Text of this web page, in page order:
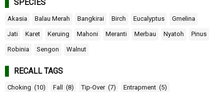
SPECIES
Akasia Balau Merah Bangkirai Birch Eucalyptus Gmelina
Jati Karet Keruing Mahoni Meranti Merbau Nyatoh Pinus
Robinia Sengon Walnut
RECALL TAGS
Choking (10) Fall (8) Tip-Over (7) Entrapment (5)